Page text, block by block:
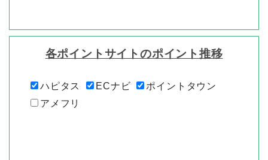
各ポイントサイトのポイント推移
ハピタス ECナビ
ポイントタウン
アメフリ